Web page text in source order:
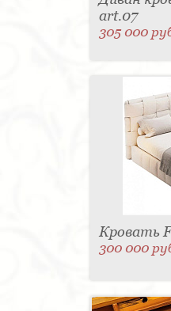
art.07
305 000
Кровать
300 000